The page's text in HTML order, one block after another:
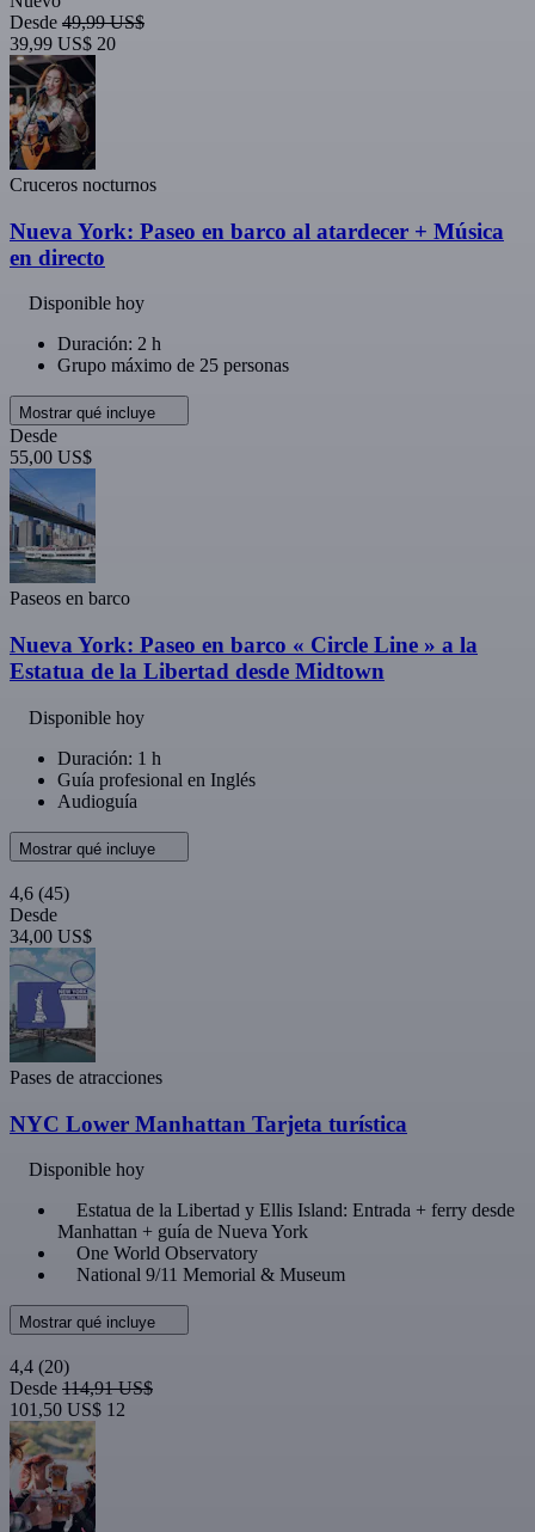
Desde 49,99 US$
39,99 US$ 20
Cruceros nocturnos
Nueva York: Paseo en barco al atardecer + Música
en directo
Disponible hoy
Duración: 2 h
Grupo máximo de 25 personas
Mostrar qué incluye
Desde
55,00 US$
Paseos en barco
Nueva York: Paseo en barco « Circle Line » a la
Estatua de la Libertad desde Midtown
Disponible hoy
Duración: 1 h
Guía profesional en Inglés
Audioguía
Mostrar qué incluye
4,6 (45)
Desde
34,00 US$
Pases de atracciones
NYC Lower Manhattan Tarjeta turística
Disponible hoy
Estatua de la Libertad y Ellis Island: Entrada + ferry desde
Manhattan + guía de Nueva York
One World Observatory
National 9/11 Memorial & Museum
Mostrar qué incluye
4,4 (20)
Desde 114,91 US$
101,50 US$ 12